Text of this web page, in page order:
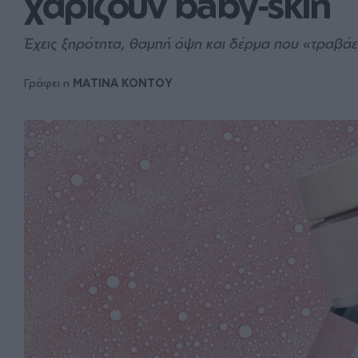
Έχεις ξηρότητα, θαμπή όψη και δέρμα που
Γράφει η MATINA KONTOY